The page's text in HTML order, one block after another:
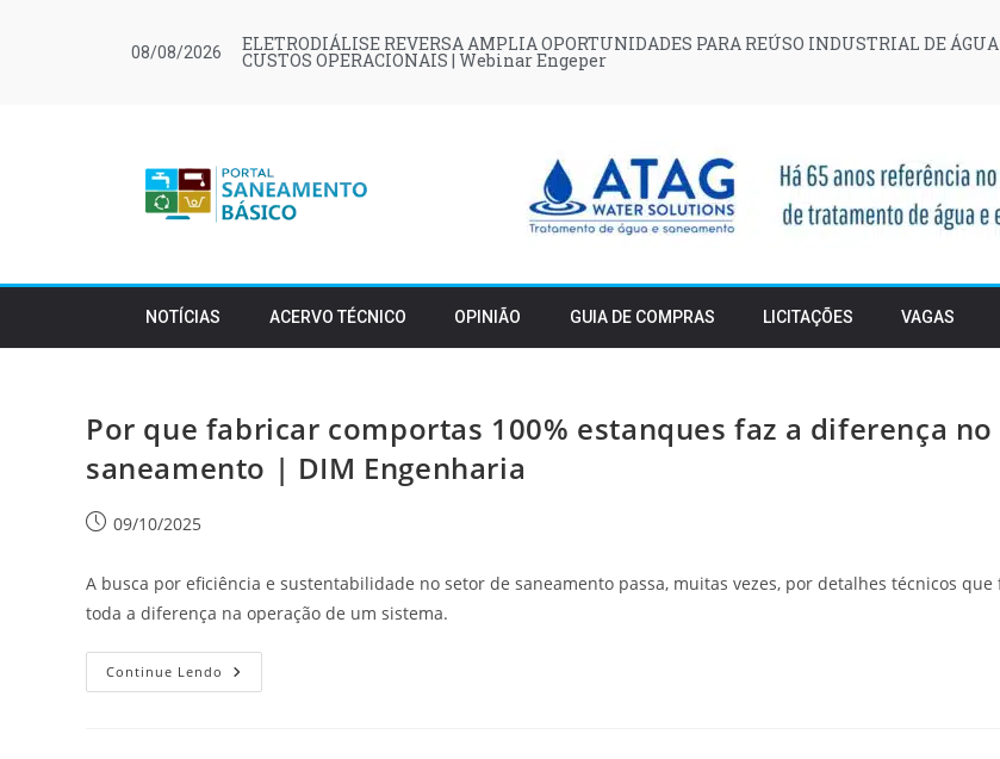
08/08/2026 ELETRODIÁLISE REVERSA AMPLIA OPORTUNIDADES PARA REÚSO INDUSTRIAL DE ÁGUA
CUSTOS OPERACIONAIS | Webinar Engeper
NOTÍCIAS ACERVO TÉCNICO OPINIÃO GUIA DE COMPRAS LICITAÇÕES VAGAS
Por que fabricar comportas 100% estanques faz a diferença no
saneamento | DIM Engenharia
09/10/2025
A busca por eficiência e sustentabilidade no setor de saneamento passa, muitas vezes, por detalhes técnicos que
toda a diferença na operação de um sistema.
Continue Lendo